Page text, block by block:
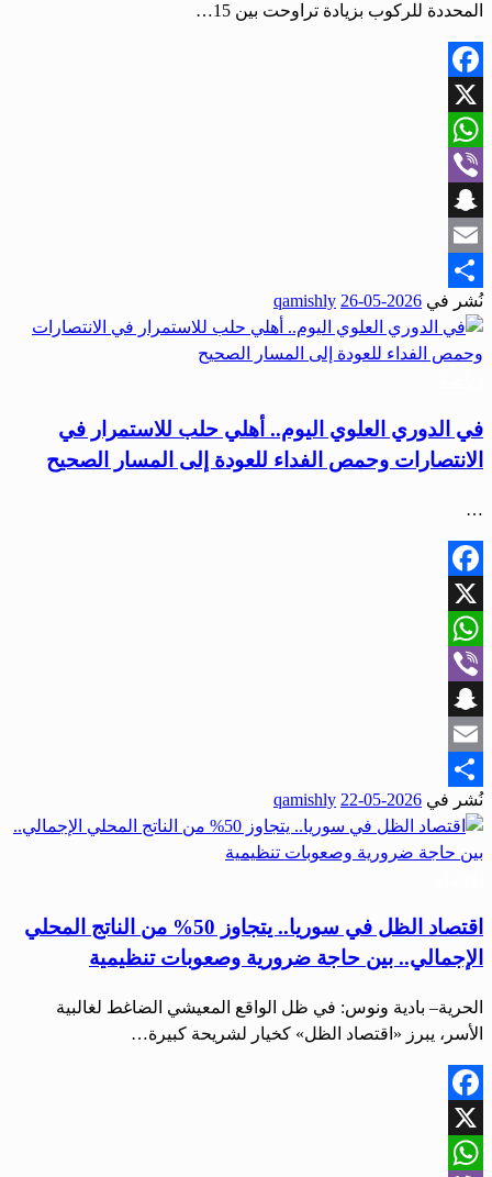
المحددة ‏للركوب بزيادة تراوحت بين 15…
Facebook
X
WhatsApp
Viber
Snapchat
Email
Share
نُشر في 2026-05-26
qamishly
في الدوري العلوي اليوم.. أهلي حلب للاستمرار في
الانتصارات وحمص الفداء للعودة إلى المسار الصحيح
…
Facebook
X
WhatsApp
Viber
Snapchat
Email
Share
نُشر في 2026-05-22
qamishly
اقتصاد الظل في سوريا.. يتجاوز 50% من الناتج المحلي
الإجمالي.. بين حاجة ضرورية وصعوبات تنظيمية
الحرية– بادية ونوس: في ظل الواقع المعيشي الضاغط لغالبية
الأسر، يبرز «اقتصاد الظل» كخيار لشريحة كبيرة…
Facebook
X